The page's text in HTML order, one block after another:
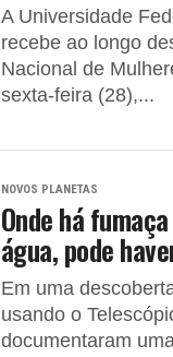
A Universidade
recebe ao longo
Nacional de
sexta-feira (28),...
NOVOS PLANETAS
Onde há
água, pode
Em uma
usando o
documentaram